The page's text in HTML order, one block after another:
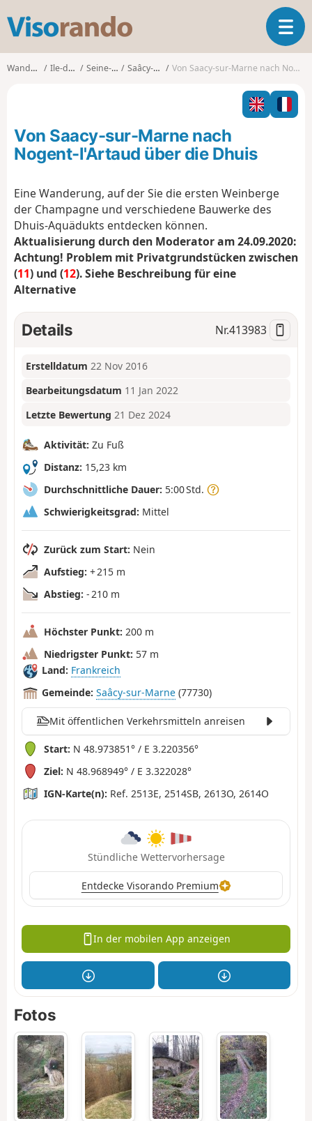
s
o
o
T
o
g
l
n
o
n
Wanderungen Ile-de-France Seine-et-Marne Saâcy-sur-Marne Von Saacy-sur-Marne nach Nogent-l'Artaud über die Dhuis
Von Saacy-sur-Marne nach
Nogent-l'Artaud über die Dhuis
Eine Wanderung, auf der Sie die ersten Weinberge
der Champagne und verschiedene Bauwerke des
Dhuis-Aquädukts entdecken können.
Aktualisierung durch den Moderator am 24.09.2020:
Achtung! Problem mit Privatgrundstücken zwischen
(11) und (12). Siehe Beschreibung für eine
Alternative
Details Nr.413983
Erstelldatum 22 Nov 2016
Bearbeitungsdatum 11 Jan 2022
Letzte Bewertung 21 Dez 2024
Aktivität: Zu Fuß
Distanz: 15,23 km
Durchschnittliche Dauer: 5:00 Std.
Schwierigkeitsgrad: Mittel
Zurück zum Start: Nein
Aufstieg: + 215 m
Abstieg: - 210 m
Höchster Punkt: 200 m
Niedrigster Punkt: 57 m
Land: Frankreich
Gemeinde: Saâcy-sur-Marne (77730)
Mit öffentlichen Verkehrsmitteln anreisen
Start: N 48.973851° / E 3.220356°
Ziel: N 48.968949° / E 3.322028°
IGN-Karte(n): Ref. 2513E, 2514SB, 2613O, 2614O
Stündliche Wettervorhersage
Entdecke Visorando Premium
In der mobilen App anzeigen
Fotos